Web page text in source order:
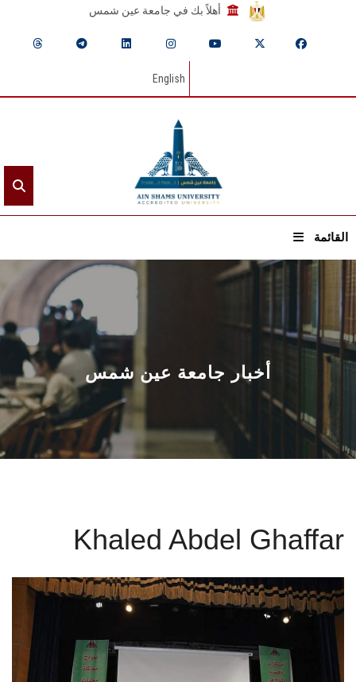
أهلاً بك في جامعة عين شمس
English
القائمة
الرئيسيـة
عن الجامعة
القطاعـات
الشئون الأكاديمية
البحث العلمي
المراكز والوحدات
الأنظمة الذكية
الإعلام
تواصل معنا
أخبار جامعة عين شمس
Khaled Abdel Ghaffar